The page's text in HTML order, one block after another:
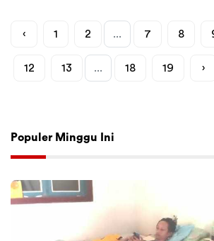
‹ 1 2 ... 7 8
12 13 ... 18 19 ›
Populer Minggu Ini